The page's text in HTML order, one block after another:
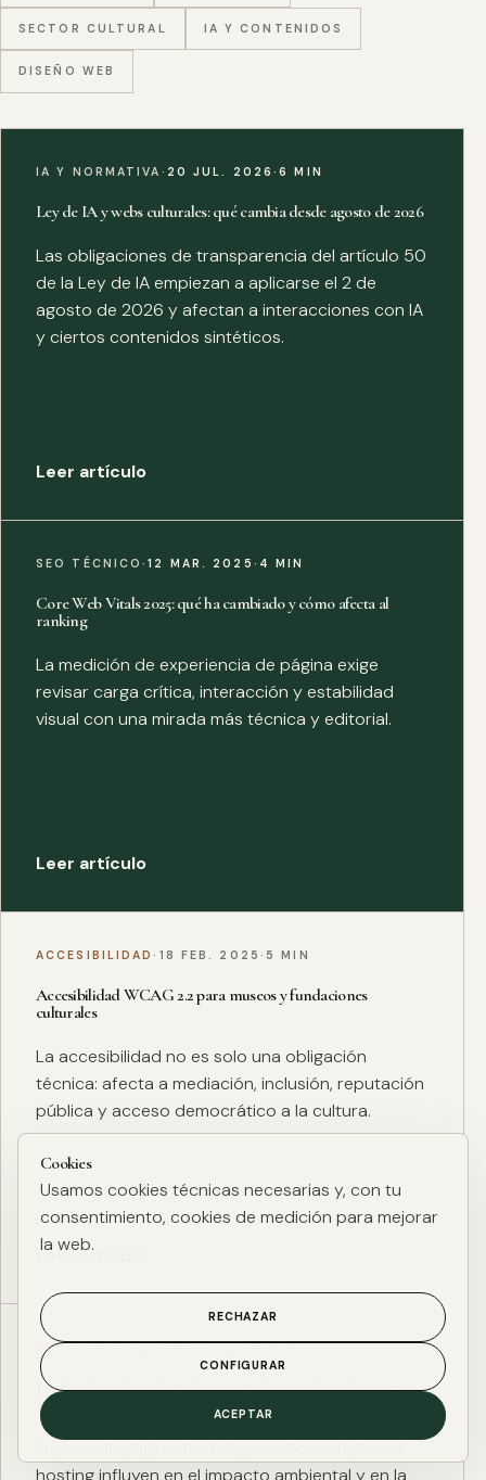
SECTOR CULTURAL IA Y CONTENIDOS
DISEÑO WEB
IA Y NORMATIVA · 20 JUL. 2026·6 MIN
Ley de IA y webs culturales: qué cambia desde agosto de 2026
Las obligaciones de transparencia del artículo 50
de la Ley de IA empiezan a aplicarse el 2 de
agosto de 2026 y afectan a interacciones con IA
y ciertos contenidos sintéticos.
Leer artículo
SEO TÉCNICO·12 MAR. 2025 · 4 MIN
Core Web Vitals 2025: qué ha cambiado y cómo afecta al
ranking
La medición de experiencia de página exige
revisar carga crítica, interacción y estabilidad
visual con una mirada más técnica y editorial.
Leer artículo
ACCESIBILIDAD · 18 FEB. 2025 · 5 MIN
Accesibilidad WCAG 2.2 para museos y fundaciones
culturales
La accesibilidad no es solo una obligación
técnica: afecta a mediación, inclusión, reputación
pública y acceso democrático a la cultura.
Leer artículo
ESG DIGITAL·27 ENE. 2025·4 MIN
Huella de carbono digital: cómo medir y reducir el impacto
ESG de una web
El peso de página, las imágenes, los scripts y el
hosting influyen en el impacto ambiental y en la
Cookies
Usamos cookies técnicas necesarias y, con tu
consentimiento, cookies de medición para mejorar
la web.
RECHAZAR
CONFIGURAR
ACEPTAR